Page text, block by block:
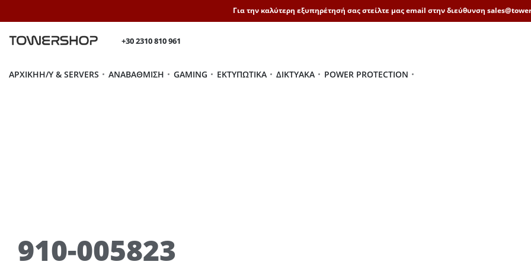
Για την καλύτερη εξυπηρέτησή σας στείλτε μας email στην διεύθυνση
+30 2310 810 961
ΑΡΧΙΚΉH/Y & SERVERS ΑΝΑΒΆΘΜΙΣΗ GAMING ΕΚΤΥΠΩΤΙΚΆ ΔΙΚΤΥΑΚΆ POWER PROTECTION
910-005823